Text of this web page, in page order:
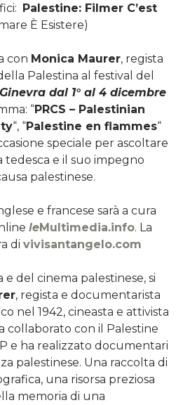
Palestine: Filmer C’est
È Esistere)
con Monica Maurer, regista
Palestina al festival del
Ginevra dal 1° al 4 dicembre
“PRCS – Palestinian
“, “Palestine en flammes“
speciale per ascoltare
e il suo impegno
palestinese.
e francese sarà a cura
leMultimedia.info. La
di vivisantangelo.com
e del cinema palestinese, si
, regista e documentarista
nel 1942, cineasta e attivista
collaborato con il Palestine
e ha realizzato documentari
palestinese. Una raccolta di
una risorsa preziosa
memoria di una